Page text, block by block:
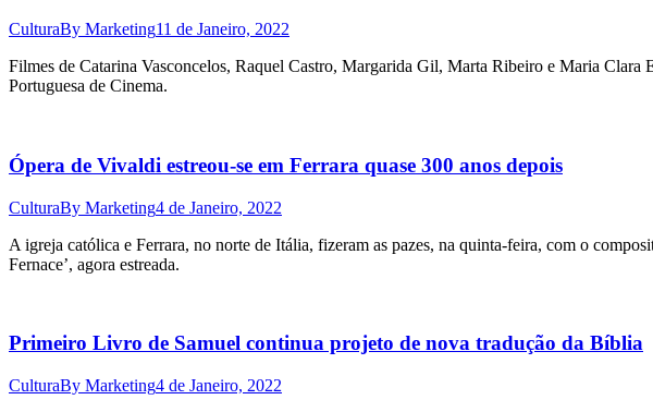
CulturaBy Marketing11 de Janeiro, 2022
Filmes de Catarina Vasconcelos, Raquel Castro, Margarida Gil, Marta Ribeiro e Maria Clara
Portuguesa de Cinema.
Ópera de Vivaldi estreou-se em Ferrara quase 300 anos depois
CulturaBy Marketing4 de Janeiro, 2022
A igreja católica e Ferrara, no norte de Itália, fizeram as pazes, na quinta-feira, com o
Fernace’, agora estreada.
Primeiro Livro de Samuel continua projeto de nova tradução da Bíblia
CulturaBy Marketing4 de Janeiro, 2022